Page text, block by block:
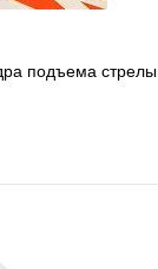
подъема стрелы